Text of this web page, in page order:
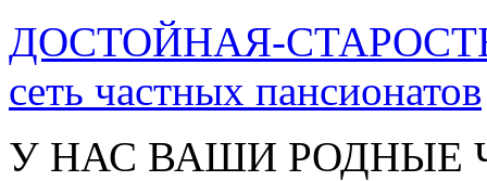
ДОСТОЙНАЯ-
сеть частных пансионатов
У НАС ВАШИ РОДНЫЕ